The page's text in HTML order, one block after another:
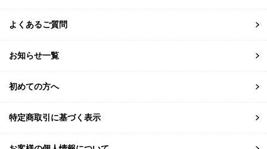
よくあるご質問
お知らせ一覧
初めての方へ
特定商取引に基づく表示